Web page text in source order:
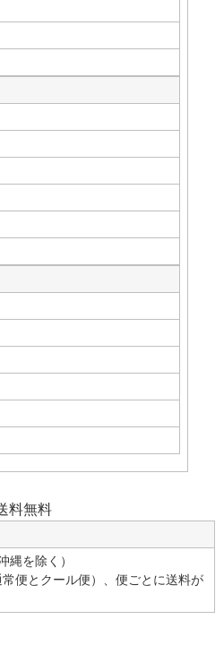
料無料
を除く）
便とクール便）、便ごとに送料が